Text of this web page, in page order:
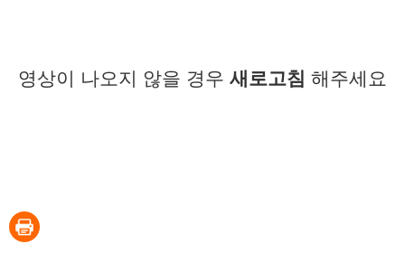
영상이 나오지 않을 경우 새로고침 해주세요